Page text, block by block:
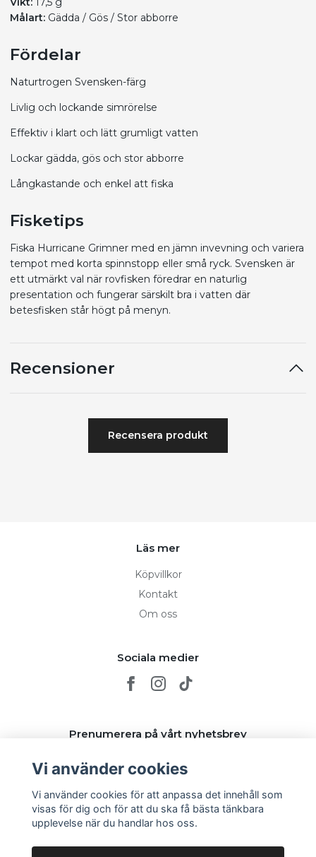
Målart: Gädda / Gös / Stor abborre
Fördelar
Naturtrogen Svensken-färg
Livlig och lockande simrörelse
Effektiv i klart och lätt grumligt vatten
Lockar gädda, gös och stor abborre
Långkastande och enkel att fiska
Fisketips
Fiska Hurricane Grimner med en jämn invevning och variera
tempot med korta spinnstopp eller små ryck. Svensken är
ett utmärkt val när rovfisken föredrar en naturlig
presentation och fungerar särskilt bra i vatten där
betesfisken står högt på menyn.
Recensioner
Recensera produkt
Läs mer
Köpvillkor
Kontakt
Om oss
Sociala medier
Prenumerera på vårt nyhetsbrev
Vi använder cookies
Vi använder cookies för att anpassa det innehåll som
visas för dig och för att du ska få bästa tänkbara
upplevelse när du handlar hos oss.